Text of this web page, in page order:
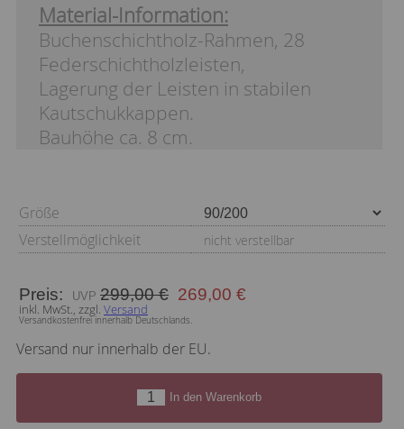
Material-Information:
Buchenschichtholz-Rahmen, 28
Federschichtholzleisten,
Lagerung der Leisten in stabilen
Kautschukkappen.
Bauhöhe ca. 8 cm.
Größe
Verstellmöglichkeit
nicht verstellbar
Preis: 299,00 € 269,00 €
inkl. MwSt., zzgl. Versand
Versandkostenfrei innerhalb Deutschlands.
Versand nur innerhalb der EU.
In den Warenkorb